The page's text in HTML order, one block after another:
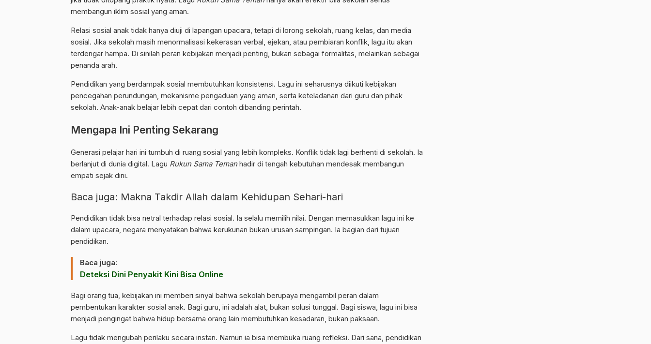
membangun iklim sosial yang aman.
Relasi sosial anak tidak hanya diuji di lapangan upacara, tetapi di lorong sekolah, ruang kelas, dan media
sosial. Jika sekolah masih menormalisasi kekerasan verbal, ejekan, atau pembiaran konflik, lagu itu akan
terdengar hampa. Di sinilah peran kebijakan menjadi penting, bukan sebagai formalitas, melainkan sebagai
penanda arah.
Pendidikan yang berdampak sosial membutuhkan konsistensi. Lagu ini seharusnya diikuti kebijakan
pencegahan perundungan, mekanisme pengaduan yang aman, serta keteladanan dari guru dan pihak
sekolah. Anak-anak belajar lebih cepat dari contoh dibanding perintah.
Mengapa Ini Penting Sekarang
Generasi pelajar hari ini tumbuh di ruang sosial yang lebih kompleks. Konflik tidak lagi berhenti di sekolah. Ia
berlanjut di dunia digital. Lagu Rukun Sama Temanhadir di tengah kebutuhan mendesak membangun
empati sejak dini.
Baca juga: Makna Takdir Allah dalam Kehidupan Sehari-hari
Pendidikan tidak bisa netral terhadap relasi sosial. Ia selalu memilih nilai. Dengan memasukkan lagu ini ke
dalam upacara, negara menyatakan bahwa kerukunan bukan urusan sampingan. Ia bagian dari tujuan
pendidikan.
Baca juga:
Deteksi Dini Penyakit Kini Bisa Online
Bagi orang tua, kebijakan ini memberi sinyal bahwa sekolah berupaya mengambil peran dalam
pembentukan karakter sosial anak. Bagi guru, ini adalah alat, bukan solusi tunggal. Bagi siswa, lagu ini bisa
menjadi pengingat bahwa hidup bersama orang lain membutuhkan kesadaran, bukan paksaan.
Lagu tidak mengubah perilaku secara instan. Namun ia bisa membuka ruang refleksi. Dari sana, pendidikan